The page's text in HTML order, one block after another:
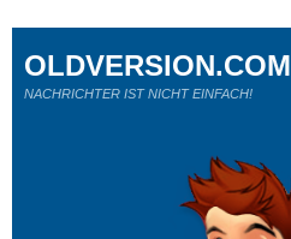
OLDVERSION.COM
NACHRICHTER IST NICHT EINFACH!